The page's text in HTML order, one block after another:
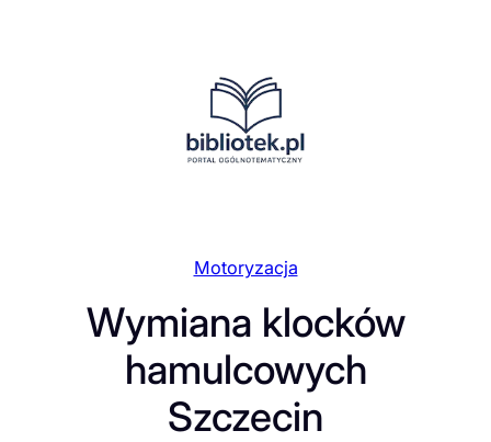
Motoryzacja
Wymiana klocków
hamulcowych
Szczecin